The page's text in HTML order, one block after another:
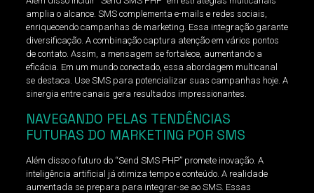
amplia o alcance. SMS complementa e-mails e redes sociais,
enriquecendo campanhas de marketing. Essa integração garante
diversificação. A combinação captura atenção em vários pontos
de contato. Assim, a mensagem se fortalece, aumentando a
eficácia. Em um mundo conectado, essa abordagem multicanal
se destaca. Use SMS para potencializar suas campanhas hoje. A
sinergia entre canais gera resultados impressionantes.
NAVEGANDO PELAS TENDÊNCIAS
FUTURAS DO MARKETING POR SMS
Além disso o futuro do “Send SMS PHP” promete inovação. A
inteligência artificial já otimiza tempo e conteúdo. A realidade
aumentada se prepara para integrar-se ao SMS. Essas